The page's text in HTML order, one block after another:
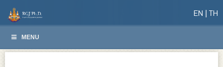
EN TH
MENU